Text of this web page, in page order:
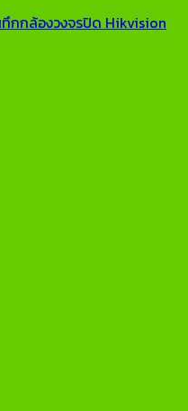
ทึกกล้องวงจรปิด Hikvision